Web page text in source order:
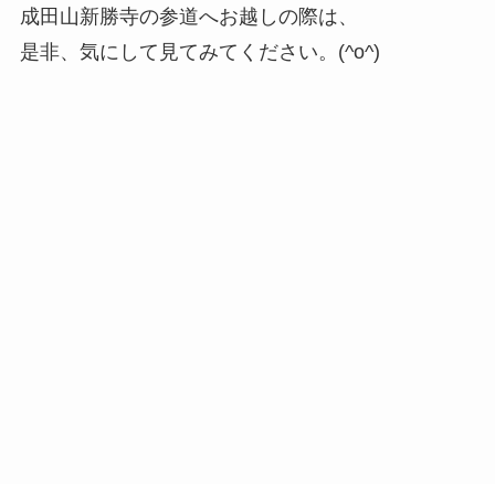
成田山新勝寺の参道へお越しの際は、
是非、気にして見てみてください。(^o^)